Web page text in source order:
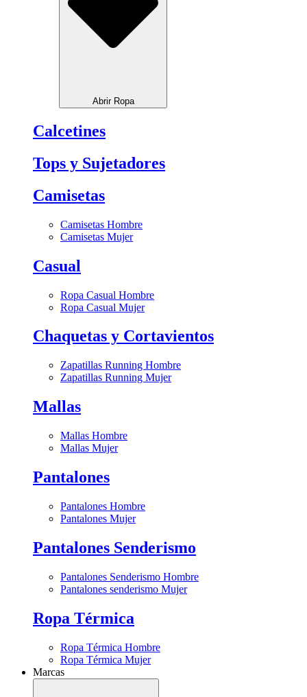
Abrir Ropa
Calcetines
Tops y Sujetadores
Camisetas
Camisetas Hombre
Camisetas Mujer
Casual
Ropa Casual Hombre
Ropa Casual Mujer
Chaquetas y Cortavientos
Zapatillas Running Hombre
Zapatillas Running Mujer
Mallas
Mallas Hombre
Mallas Mujer
Pantalones
Pantalones Hombre
Pantalones Mujer
Pantalones Senderismo
Pantalones Senderismo Hombre
Pantalones senderismo Mujer
Ropa Térmica
Ropa Térmica Hombre
Ropa Térmica Mujer
Marcas